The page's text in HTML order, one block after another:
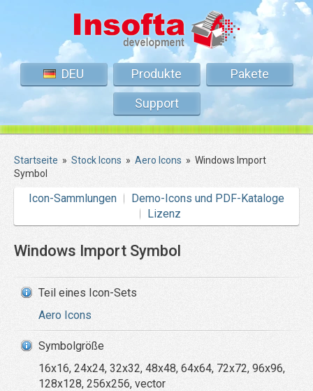
DEU Produkte
Pakete
Support
Startseite » Stock Icons » Aero Icons » Windows Import
Symbol
Icon-Sammlungen
Demo-Icons und PDF-Kataloge
Lizenz
Windows Import Symbol
Teil eines Icon-Sets
Aero Icons
Symbolgröße
16x16, 24x24, 32x32, 48x48, 64x64, 72x72, 96x96,
128x128, 256x256, vector